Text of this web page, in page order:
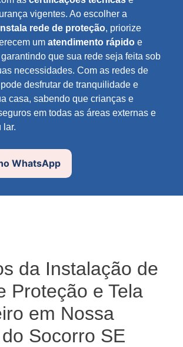
vigentes. Ao escolher a
rede de proteção, priorize
um atendimento rápido e
que sua rede seja feita sob
necessidades. Com as redes de
desfrutar de tranquilidade e
casa, sabendo que crianças e
em todas as áreas externas e
lar.
WhatsApp
da Instalação de
Proteção e Tela
em Nossa
Socorro SE